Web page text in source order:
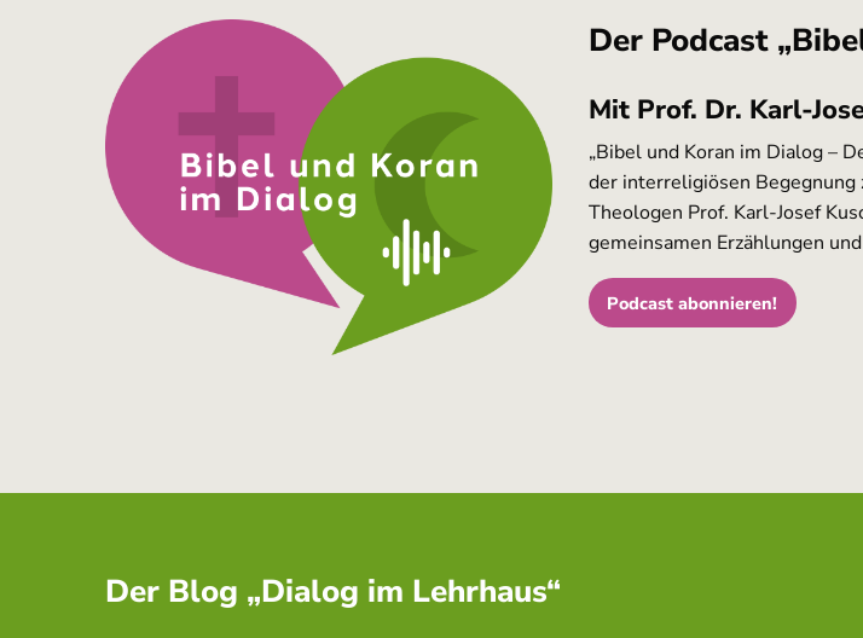
Der Podcast
Mit Prof. Dr. Karl-
„Bibel und Koran im Dialog –
der interreligiösen
Theologen Prof. Karl-Josef
gemeinsamen Erzählungen
Podcast abonnieren!
Der Blog „Dialog im Lehrhaus“